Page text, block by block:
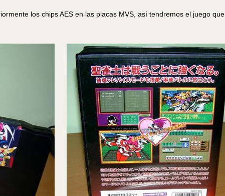
los chips AES en las placas MVS, así tendremos el juego que